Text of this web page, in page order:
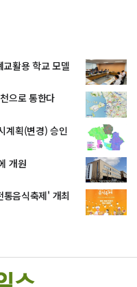
교활용 학교 모델
으로 통한다
계획(변경) 승인
개원
음식축제' 개최